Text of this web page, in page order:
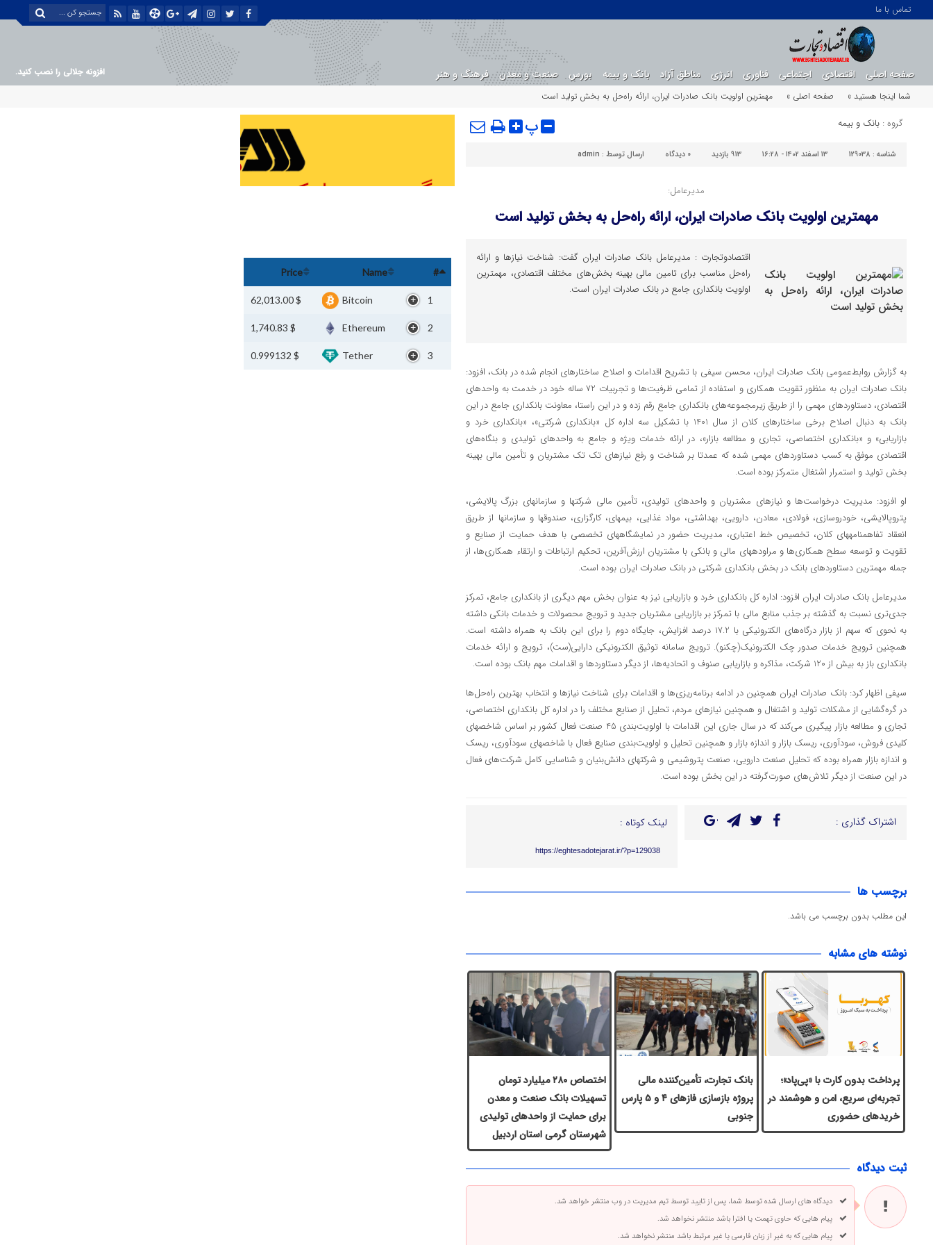
تماس با ما
صفحه اصلی اقتصادی اجتماعی فناوری انرژی مناطق آزاد بانک و بیمه بورس صنعت و معدن فرهنگ و هنر
افزونه جلالی را نصب کنید.
شما اینجا هستید »
صفحه اصلی » مهمترین اولویت بانک صادرات ایران، ارائه راه‌حل به بخش تولید است
گروه : بانک و بیمه پ
شناسه : 129038 ۱۳ اسفند ۱۴۰۲ - ۱۶:۲۸ 913 بازدید 0 دیدگاه ارسال توسط : admin
مدیرعامل:
مهمترین اولویت بانک صادرات ایران، ارائه راه‌حل به بخش تولید است
​اقتصادوتجارت : مدیرعامل بانک صادرات ایران گفت: شناخت نیازها و ارائه
راه‌حل مناسب برای تامین مالی بهینه بخش‌های مختلف اقتصادی، مهمترین
اولویت بانکداری جامع در بانک صادرات ایران است.
به گزارش روابط‌عمومی بانک صادرات ایران، محسن سیفی با تشریح اقدامات و اصلاح ساختارهای انجام شده در بانک، افزود:
بانک صادرات ایران به منظور تقویت همکاری و استفاده از تمامی ظرفیت‌ها و تجربیات 72 ساله خود در خدمت به واحدهای
اقتصادی، دستاوردهای مهمی را از طریق زیرمجموعه‌های بانکداری جامع رقم زده و در این راستا، معاونت بانکداری جامع در این
بانک به دنبال اصلاح برخی ساختارهای کلان از سال 1401 با تشکیل سه اداره کل «بانکداری شرکتی»، «بانکداری خرد و
بازاریابی» و «بانکداری اختصاصی، تجاری و مطالعه بازار»، در ارائه خدمات ویژه و جامع به واحدهای تولیدی و بنگاه‌های
اقتصادی موفق به کسب دستاوردهای مهمی شده که عمدتا بر شناخت و رفع نیازهای تک تک مشتریان و تأمین مالی بهینه
بخش تولید و استمرار اشتغال متمرکز بوده است.
او افزود: مدیریت درخواست‌ها و نیازهای مشتریان و واحدهای تولیدی، تأمین مالی شرکت­ها و سازمان­های بزرگ پالایشی،
پتروپالایشی، خودروسازی، فولادی، معادن، دارویی، بهداشتی، مواد غذایی، بیمه­ای، کارگزاری، صندوق­ها و سازمان­ها از طریق
انعقاد تفاهم­نامه­های کلان، تخصیص خط اعتباری، مدیریت حضور در نمایشگاه­های تخصصی با هدف حمایت از صنایع و
تقویت و توسعه سطح همکاری‌ها و مراوده­های مالی و بانکی با مشتریان ارزش‌آفرین، تحکیم ارتباطات و ارتقاء همکاری‌ها، از
جمله مهمترین دستاوردهای بانک در بخش بانکداری شرکتی در بانک صادرات ایران بوده است.
مدیرعامل بانک صادرات ایران افزود: اداره کل بانکداری خرد و بازاریابی نیز به عنوان بخش مهم دیگری از بانکداری جامع، تمرکز
جدی‌تری نسبت به گذشته بر جذب منابع مالی با تمرکز بر بازاریابی مشتریان جدید و ترویج محصولات و خدمات بانکی داشته
به نحوی که سهم از بازار درگاه‌های الکترونیکی با 17.2 درصد افزایش، جایگاه دوم را برای این بانک به همراه داشته است.
همچنین ترویج خدمات صدور چک الکترونیک(چکنو). ترویج سامانه توثیق الکترونیکی دارایی(ست)، ترویج و ارائه خدمات
بانکداری باز به بیش از 120 شرکت، مذاکره و بازاریابی صنوف و اتحادیه‌ها، از دیگر دستاوردها و اقدامات مهم بانک بوده است.
سیفی اظهار کرد: بانک صادرات ایران همچنین در ادامه برنامه‌ریزی‌ها و اقدامات برای شناخت نیازها و انتخاب بهترین راه‌حل‌ها
در گره‌گشایی از مشکلات تولید و اشتغال و همچنین نیازهای مردم، تحلیل از صنایع مختلف را در اداره کل بانکداری اختصاصی،
تجاری و مطالعه بازار پیگیری می‌کند که در سال جاری این اقدامات با اولویت‌بندی 45 صنعت فعال کشور بر اساس شاخص­های
کلیدی فروش، سودآوری، ریسک بازار و اندازه بازار و همچنین تحلیل و اولویت‌بندی صنایع فعال با شاخص­های سودآوری، ریسک
و اندازه بازار همراه بوده که تحلیل صنعت دارویی، صنعت پتروشیمی و شرکت­های دانش‌بنیان و شناسایی کامل شرکت‌های فعال
در این صنعت از دیگر تلاش‌های صورت‌گرفته در این بخش بوده است.​
اشتراک گذاری : لینک کوتاه :
https://eghtesadotejarat.ir/?p=129038
برچسب ها
این مطلب بدون برچسب می باشد.
نوشته های مشابه
پرداخت بدون کارت با «پی‌پاد»؛
تجربه‌ای سریع، امن و هوشمند در
خریدهای حضوری
بانک تجارت، تأمین‌کننده مالی
پروژه بازسازی فازهای ۴ و ۵ پارس
جنوبی
اختصاص ۲۸۰ میلیارد تومان
تسهیلات بانک صنعت و معدن
برای حمایت از واحدهای تولیدی
شهرستان گرمی استان اردبیل
ثبت دیدگاه
دیدگاه های ارسال شده توسط شما، پس از تایید توسط تیم مدیریت در وب منتشر خواهد شد.
پیام هایی که حاوی تهمت یا افترا باشد منتشر نخواهد شد.
پیام هایی که به غیر از زبان فارسی یا غیر مرتبط باشد منتشر نخواهد شد.
#
Name
Price
1
Bitcoin
$ 62,013.00
2
Ethereum
$ 1,740.83
3
Tether
$ 0.999132